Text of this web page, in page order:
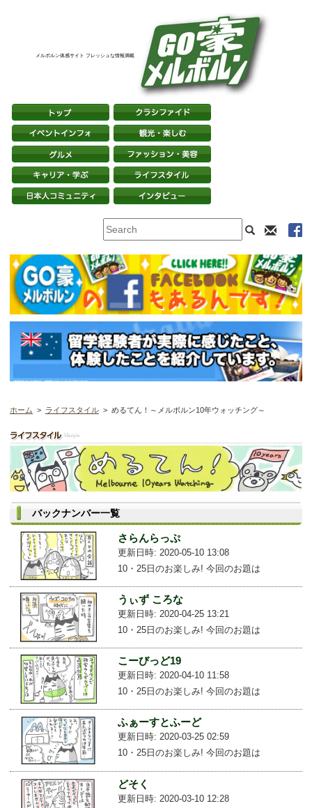
メルボルン体感サイト フレッシュな情報満載
ホーム > ライフスタイル > めるてん！～メルボルン10年ウォッチング～
バックナンバー一覧
さらんらっぷ
更新日時: 2020-05-10 13:08
10・25日のお楽しみ! 今回のお題は
うぃず ころな
更新日時: 2020-04-25 13:21
10・25日のお楽しみ! 今回のお題は
こーびっど19
更新日時: 2020-04-10 11:58
10・25日のお楽しみ! 今回のお題は
ふぁーすとふーど
更新日時: 2020-03-25 02:59
10・25日のお楽しみ! 今回のお題は
どそく
更新日時: 2020-03-10 12:28